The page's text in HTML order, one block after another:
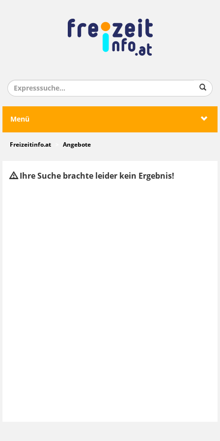
Menü
Freizeitinfo.at Angebote
Ihre Suche brachte leider kein Ergebnis!